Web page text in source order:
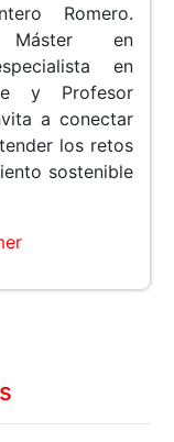
Romero.
Máster en
en
y Profesor
a conectar
los retos
sostenible